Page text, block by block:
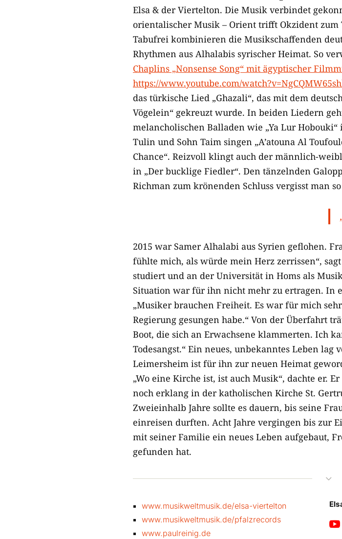
Elsa & der Viertelton. Die Musik verbindet
orientalischer Musik – Orient trifft Okzident zum
Tabufrei kombinieren die Musikschaffenden
Rhythmen aus Alhalabis syrischer Heimat. So
Chaplins „Nonsense Song“ mit ägyptischer
https://www.youtube.com/
das türkische Lied „Ghazali“, das mit dem
Vögelein“ gekreuzt wurde. In beiden Liedern
melancholischen Balladen wie „Ya Lur
Tulin und Sohn Taim singen „A’atouna Al
Chance“. Reizvoll klingt auch der männlich-
in „Der bucklige Fiedler“. Den tänzelnden
Richman zum krönenden Schluss vergisst man
2015 war Samer Alhalabi aus Syrien geflohen.
fühlte mich, als würde mein Herz zerrissen“,
studiert und an der Universität in Homs als
Situation war für ihn nicht mehr zu ertragen. In
„Musiker brauchen Freiheit. Es war für mich
Regierung gesungen habe.“ Von der Überfahrt
Boot, die sich an Erwachsene klammerten. Ich
Todesangst.“ Ein neues, unbekanntes Leben lag
Leimersheim ist für ihn zur neuen Heimat
„Wo eine Kirche ist, ist auch Musik“, dachte er.
noch erklang in der katholischen Kirche St.
Zweieinhalb Jahre sollte es dauern, bis seine
einreisen durften. Acht Jahre vergingen bis zur
mit seiner Familie ein neues Leben aufgebaut,
gefunden hat.
3
www.musikweltmusik.de/elsa-viertelton
www.musikweltmusik.de/pfalzrecords
www.paulreinig.de
